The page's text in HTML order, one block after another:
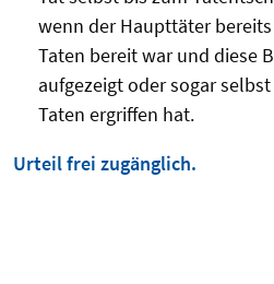
wenn der Haupttäter
Taten bereit war und diese
aufgezeigt oder sogar
Taten ergriffen hat.
Urteil frei zugänglich.